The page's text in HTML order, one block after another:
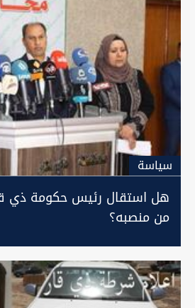
سیاسة
هل استقال رئيس حكومة ذي
من منصبه؟